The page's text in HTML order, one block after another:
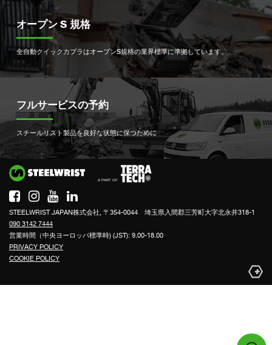
オープン S 規格
全自動クイックカプラはオープンS規格の業界標準に準拠しています。
フルサービスの予約
スチールリスト製品を良好な状態に保つために
STEELWRIST JAPAN株式会社, 〒354-0044 埼玉県入間郡三芳町大字北永井318-1
090 3142 7444
営業時間（中央ヨーロッパ標準時) (JST): 9.00-18.00
PRIVACY POLICY
COOKIE POLICY